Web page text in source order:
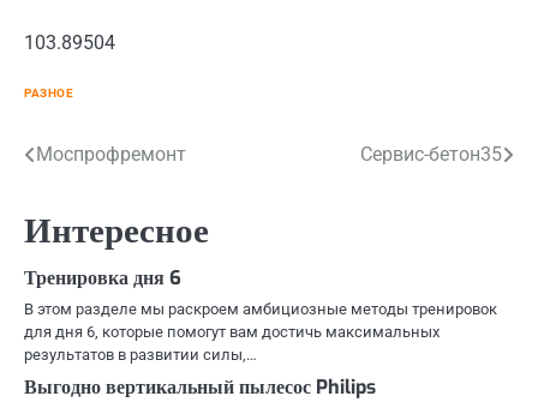
103.89504
РАЗНОЕ
Навигация
записям
Моспрофремонт Сервис-бетон35
Интересное
Тренировка дня 6
В этом разделе мы раскроем амбициозные методы тренировок
для дня 6, которые помогут вам достичь максимальных
результатов в развитии силы,…
Выгодно вертикальный пылесос Philips